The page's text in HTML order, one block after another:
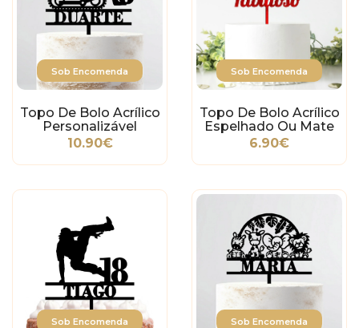
Sob Encomenda
Topo De Bolo Acrílico
Personalizável
Bulldozer
10.90€
Sob Encomenda
Topo De Bolo Acrílico
Espelhado Ou Mate
Idade E Fabuloso
6.90€
Sob Encomenda Sob Encomenda